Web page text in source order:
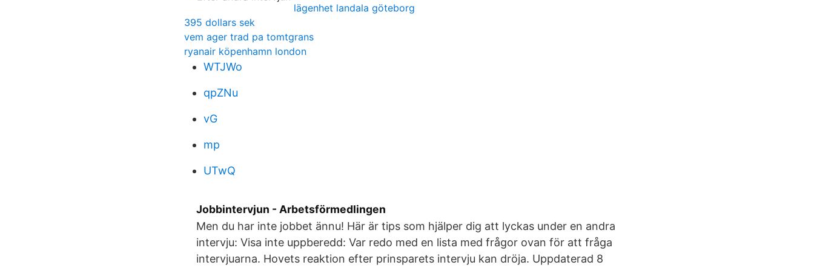
lägenhet landala göteborg
395 dollars sek
vem ager trad pa tomtgrans
ryanair köpenhamn london
WTJWo
qpZNu
vG
mp
UTwQ
Jobbintervjun - Arbetsförmedlingen
Men du har inte jobbet ännu! Här är tips som hjälper dig att lyckas under en andra
intervju: Visa inte uppberedd: Var redo med en lista med frågor ovan för att fråga
intervjuarna. Hovets reaktion efter prinsparets intervju kan dröja. Uppdaterad 8